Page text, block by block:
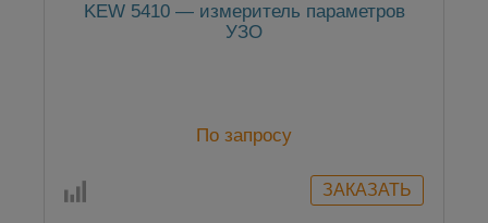
KEW 5410 — измеритель параметров
УЗО
По запросу